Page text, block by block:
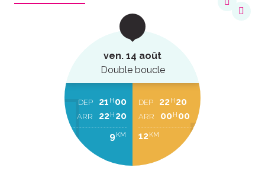
ven. 14 août
Double boucle
DEP 21 H 00
ARR 22H 20
9KM
DEP 22H 20
ARR 00H 00
12KM